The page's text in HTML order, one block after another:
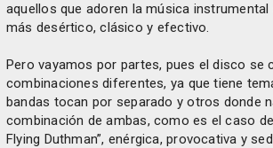
aquellos que adoren la música
más desértico, clásico y efectivo.
Pero vayamos por partes, pues el disco se
combinaciones diferentes, ya que tiene
bandas tocan por separado y otros donde
combinación de ambas, como es el caso
Flying Duthman”, enérgica, provocativa y